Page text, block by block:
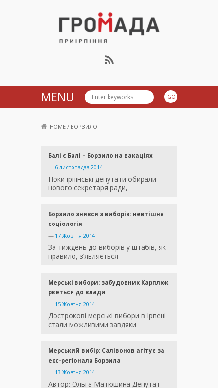
Громада Приірпіння
MENU
HOME / БОРЗИЛО
Балі є Балі – Борзило на вакаціях
— 6 листопадаа 2014
Поки ірпінські депутати обирали
нового секретаря ради,
Борзило знявся з виборів: невтішна
соціологія
— 17 Жовтня 2014
За тиждень до виборів у штабів, як
правило, з’являється
Мерські вибори: забудовник Карплюк
рветься до влади
— 15 Жовтня 2014
Дострокові мерські вибори в Ірпені
стали можливими завдяки
Мерський вибір: Салівонов агітує за
екс-регіонала Борзила
— 13 Жовтня 2014
Автор: Ольга Матюшина Депутат